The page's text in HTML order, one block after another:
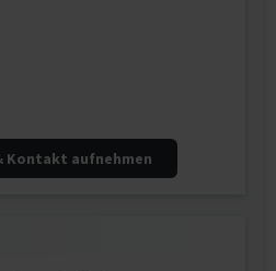
aufnehmen